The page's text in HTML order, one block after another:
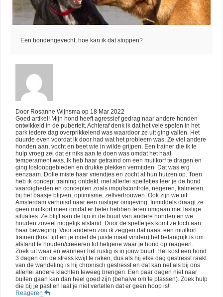
Een hondengevecht, hoe kan ik dat stoppen?
Door Rosanne Wijnsma op 18 Mar 2022
Goed artikel! Mijn hond heeft agressief gedrag naar andere honden
ontwikkeld in de puberteit. Achteraf denk ik dat het vele spelen in het
park iedere dag overprikkelend was waardoor ze uit ging vallen. Het
duurde even voordat ik door had wat het probleem was. Ze viel andere
honden aan, vocht en beet wie in wilde grijpen. Een trainer die ik te
hulp vroeg zei dat er niks aan te doen was omdat het haat
temperament was. Ik heb haar getraind om een muilkorf te dragen en
ging losloopgebieden en drukke plekken vermijden. Dat was erg
eenzaam. Dolle miste haar vriendjes en zocht al hun huizen op. Toen
heb ik concept training ontdekt: met allerlei spelletjes leer je de hond
vaardigheden en concepten zoals impulscontrole, negeren, kalmeren,
bij het baasje blijven, optimisme, zelfvertrouwen. Ook zijn we uit
Amsterdam verhuisd naar een rustiger omgeving. Inmiddels draagt ze
geen muilkorf meer omdat er beter hebben leren omgaan met lastige
situaties. Ze blijft aan de lijn in de buurt van andere honden en we
houden zoveel mogelijk afstand. Door de spelletjes komt ze toch aan
haar beweging. Voor anderen zou ik zeggen dat naast een muilkorf
trainen (kost tijd en je moet de juiste maat vinden) het belangrijk is om
afstand te houden/creëeren tot hetgene waar je hond op reageert.
Zoek uit waar en wanneer het rustig is in jouw buurt. Het kost een hond
3 dagen om de stress kwijt te raken, dus als hij elke dag gestresst raakt
van de wandeling is hij chronisch gestresst en dat kan net als bij ons
allerlei andere klachten teweeg brengen. Een paar dagen niet naar
buiten gaan kan dan heel goed zijn (behalve om te plassen). Zoek hulp
die bij je past en laat je niet vertellen dat er geen hoop is!
Reageren